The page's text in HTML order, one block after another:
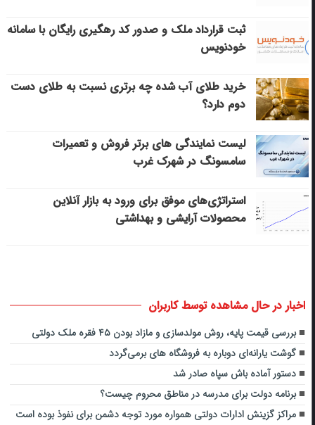
ثبت قرارداد ملک و صدور کد رهگیری رایگان با سامانه
خودنویس
خرید طلای آب شده چه برتری نسبت به طلای دست
دوم دارد؟
لیست نمایندگی های برتر فروش و تعمیرات
سامسونگ در شهرک غرب
استراتژی‌های موفق برای ورود به بازار آنلاین
محصولات آرایشی و بهداشتی
اخبار در حال مشاهده توسط کاربران
بررسی قیمت پایه، روش مولدسازی و مازاد بودن ۴۵ فقره ملک دولتی
گوشت یارانه‌ای دوباره به فروشگاه های برمی‌گردد
دستور آماده باش سپاه صادر شد
برنامه دولت برای مدرسه در مناطق محروم چیست؟
مراکز گزینش ادارات دولتی همواره مورد توجه دشمن برای نفوذ بوده است